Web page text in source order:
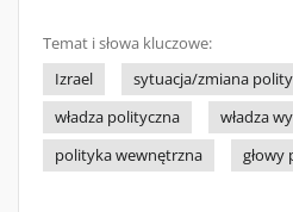
Temat i słowa kluczowe:
Izrael
sytuacja/zmiana
władza polityczna
władza
polityka wewnętrzna
głowy